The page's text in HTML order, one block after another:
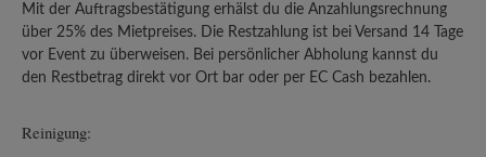
Mit der Auftragsbestätigung erhälst du die Anzahlungsrechnung
über 25% des Mietpreises. Die Restzahlung ist bei Versand 14 Tage
vor Event zu überweisen. Bei persönlicher Abholung kannst du
den Restbetrag direkt vor Ort bar oder per EC Cash bezahlen.
Reinigung: